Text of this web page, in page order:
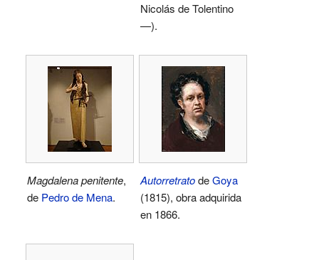
Nicolás de Tolentino
—).
Magdalena penitente,
de Pedro de Mena.
AutorretratodeGoya
(1815), obra adquirida
en 1866.